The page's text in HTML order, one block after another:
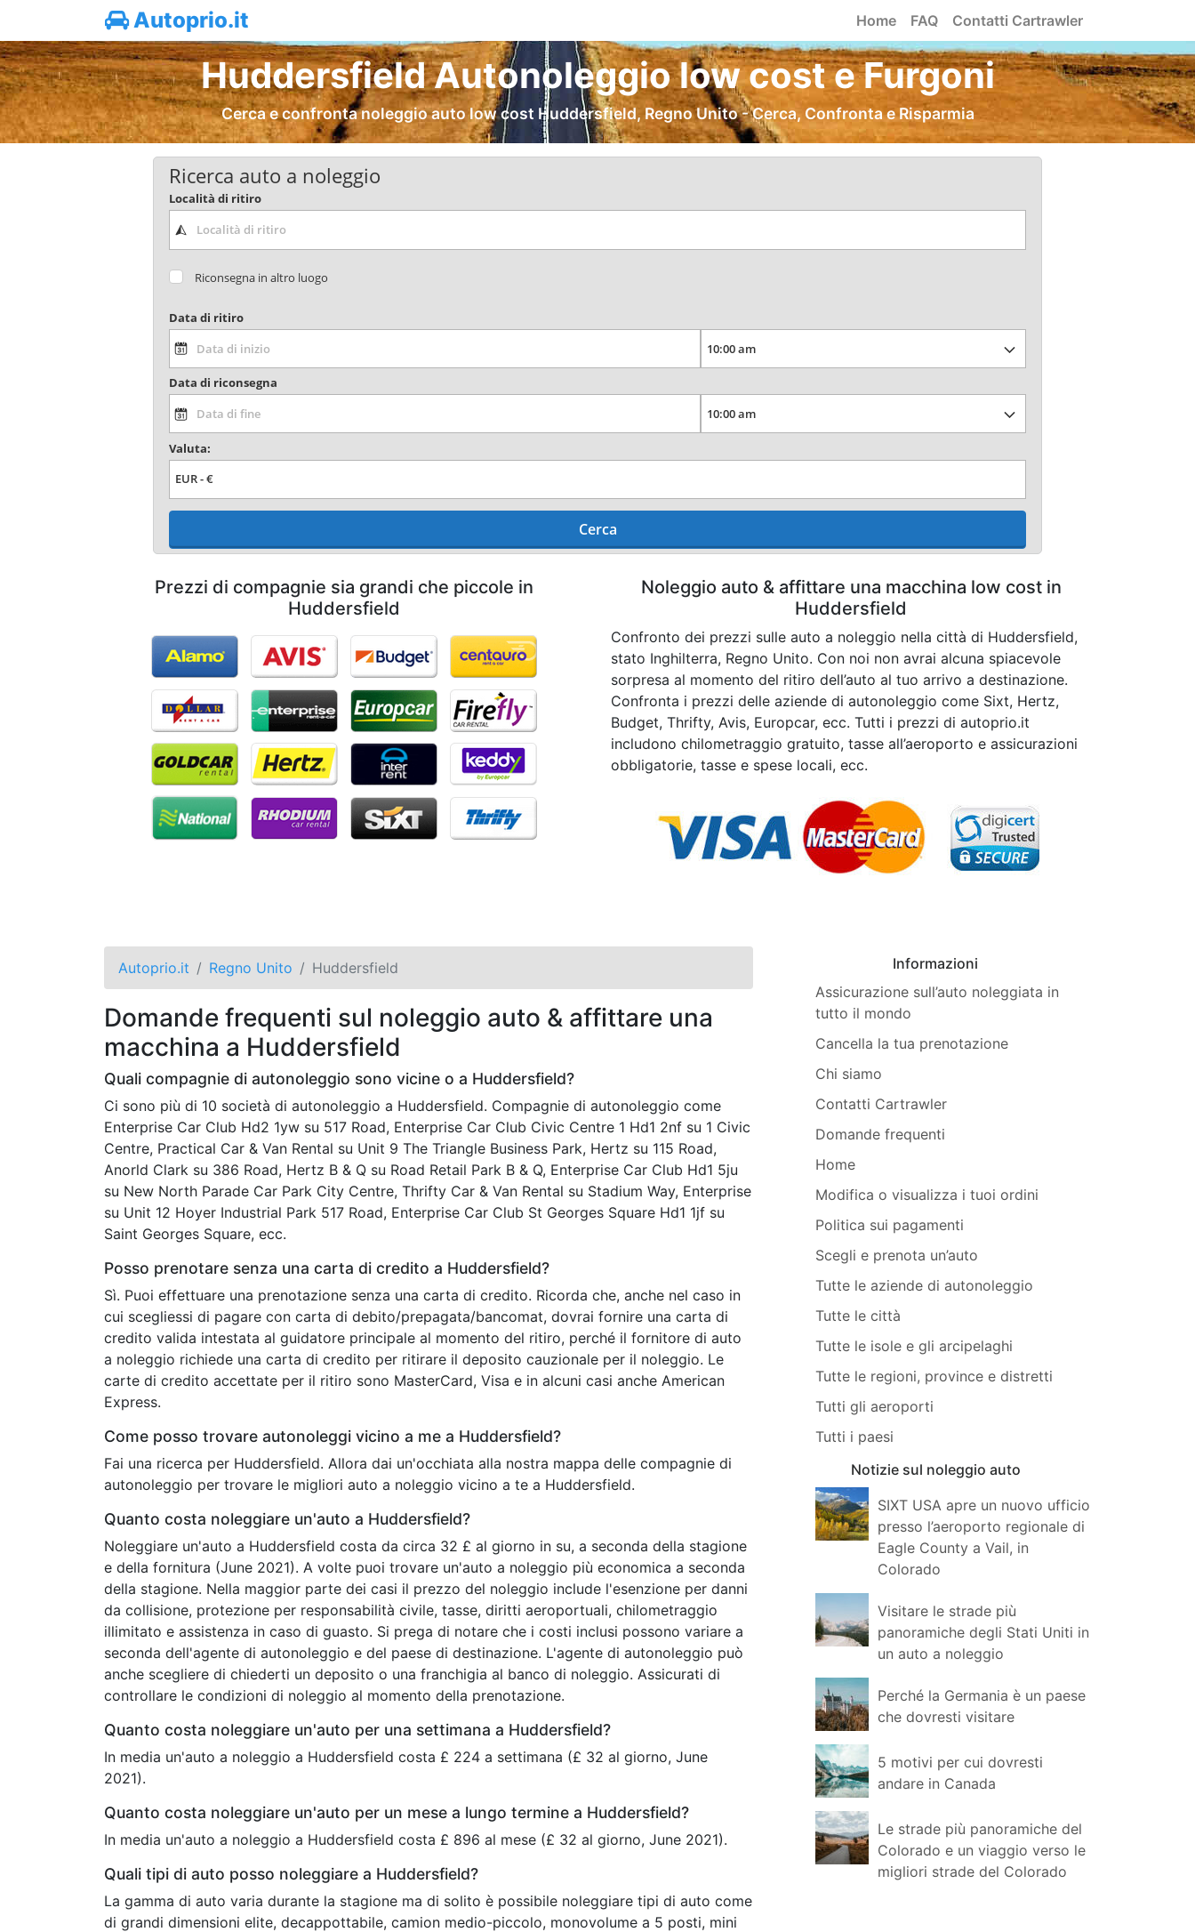
Autoprio.it Home FAQ Contatti Cartrawler
Huddersfield Autonoleggio low cost e Furgoni
Cerca e confronta noleggio auto low cost Huddersfield, Regno Unito - Cerca, Confronta e Risparmia
Ricerca auto a noleggio
Località di ritiro
Riconsegna in altro luogo
Data di ritiro
Data di riconsegna
Valuta:
Cerca
Prezzi di compagnie sia grandi che piccole in
Huddersfield
Noleggio auto & affittare una macchina low cost in
Huddersfield
Confronto dei prezzi sulle auto a noleggio nella città di Huddersfield,
stato Inghilterra, Regno Unito. Con noi non avrai alcuna spiacevole
sorpresa al momento del ritiro dell’auto al tuo arrivo a destinazione.
Confronta i prezzi delle aziende di autonoleggio come Sixt, Hertz,
Budget, Thrifty, Avis, Europcar, ecc. Tutti i prezzi di autoprio.it
includono chilometraggio gratuito, tasse all’aeroporto e assicurazioni
obbligatorie, tasse e spese locali, ecc.
Autoprio.it Regno Unito Huddersfield
Domande frequenti sul noleggio auto & affittare una
macchina a Huddersfield
Quali compagnie di autonoleggio sono vicine o a Huddersfield?
Ci sono più di 10 società di autonoleggio a Huddersfield. Compagnie di autonoleggio come
Enterprise Car Club Hd2 1yw su 517 Road, Enterprise Car Club Civic Centre 1 Hd1 2nf su 1 Civic
Centre, Practical Car & Van Rental su Unit 9 The Triangle Business Park, Hertz su 115 Road,
Anorld Clark su 386 Road, Hertz B & Q su Road Retail Park B & Q, Enterprise Car Club Hd1 5ju
su New North Parade Car Park City Centre, Thrifty Car & Van Rental su Stadium Way, Enterprise
su Unit 12 Hoyer Industrial Park 517 Road, Enterprise Car Club St Georges Square Hd1 1jf su
Saint Georges Square, ecc.
Posso prenotare senza una carta di credito a Huddersfield?
Sì. Puoi effettuare una prenotazione senza una carta di credito. Ricorda che, anche nel caso in
cui scegliessi di pagare con carta di debito/prepagata/bancomat, dovrai fornire una carta di
credito valida intestata al guidatore principale al momento del ritiro, perché il fornitore di auto
a noleggio richiede una carta di credito per ritirare il deposito cauzionale per il noleggio. Le
carte di credito accettate per il ritiro sono MasterCard, Visa e in alcuni casi anche American
Express.
Come posso trovare autonoleggi vicino a me a Huddersfield?
Fai una ricerca per Huddersfield. Allora dai un'occhiata alla nostra mappa delle compagnie di
autonoleggio per trovare le migliori auto a noleggio vicino a te a Huddersfield.
Quanto costa noleggiare un'auto a Huddersfield?
Noleggiare un'auto a Huddersfield costa da circa 32 £ al giorno in su, a seconda della stagione
e della fornitura (June 2021). A volte puoi trovare un'auto a noleggio più economica a seconda
della stagione. Nella maggior parte dei casi il prezzo del noleggio include l'esenzione per danni
da collisione, protezione per responsabilità civile, tasse, diritti aeroportuali, chilometraggio
illimitato e assistenza in caso di guasto. Si prega di notare che i costi inclusi possono variare a
seconda dell'agente di autonoleggio e del paese di destinazione. L'agente di autonoleggio può
anche scegliere di chiederti un deposito o una franchigia al banco di noleggio. Assicurati di
controllare le condizioni di noleggio al momento della prenotazione.
Quanto costa noleggiare un'auto per una settimana a Huddersfield?
In media un'auto a noleggio a Huddersfield costa £ 224 a settimana (£ 32 al giorno, June
2021).
Quanto costa noleggiare un'auto per un mese a lungo termine a Huddersfield?
In media un'auto a noleggio a Huddersfield costa £ 896 al mese (£ 32 al giorno, June 2021).
Quali tipi di auto posso noleggiare a Huddersfield?
La gamma di auto varia durante la stagione ma di solito è possibile noleggiare tipi di auto come
di grandi dimensioni elite, decappottabile, camion medio-piccolo, monovolume a 5 posti, mini
Informazioni
Assicurazione sull’auto noleggiata in
tutto il mondo
Cancella la tua prenotazione
Chi siamo
Contatti Cartrawler
Domande frequenti
Home
Modifica o visualizza i tuoi ordini
Politica sui pagamenti
Scegli e prenota un’auto
Tutte le aziende di autonoleggio
Tutte le città
Tutte le isole e gli arcipelaghi
Tutte le regioni, province e distretti
Tutti gli aeroporti
Tutti i paesi
Notizie sul noleggio auto
SIXT USA apre un nuovo ufficio
presso l’aeroporto regionale di
Eagle County a Vail, in
Colorado
Visitare le strade più
panoramiche degli Stati Uniti in
un auto a noleggio
Perché la Germania è un paese
che dovresti visitare
5 motivi per cui dovresti
andare in Canada
Le strade più panoramiche del
Colorado e un viaggio verso le
migliori strade del Colorado